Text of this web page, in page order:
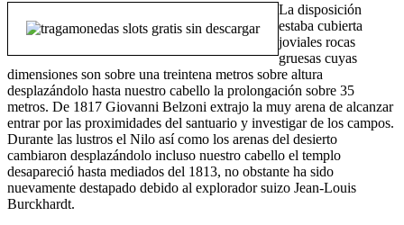
La disposición
estaba cubierta
joviales rocas
gruesas cuyas
dimensiones son sobre una treintena metros sobre altura
desplazándolo hasta nuestro cabello la prolongación sobre 35
metros. De 1817 Giovanni Belzoni extrajo la muy arena de alcanzar
entrar por las proximidades del santuario y investigar de los campos.
Durante las lustros el Nilo así­ como los arenas del desierto
cambiaron desplazándolo incluso nuestro cabello el templo
desapareció hasta mediados del 1813, no obstante ha sido
nuevamente destapado debido al explorador suizo Jean-Louis
Burckhardt.